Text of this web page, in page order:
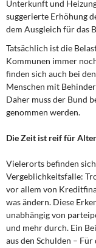
Unterkunft und
suggerierte Erhöhung
dem Ausgleich für das
Tatsächlich ist die
Kommunen immer
finden sich auch bei
Menschen mit
Daher muss der Bund
genommen werden.
Die Zeit ist reif für
Vielerorts befinden
Vergeblichkeitsfalle:
vor allem von
was ändern. Diese
unabhängig von
und mehr durch. Ein
aus den Schulden –